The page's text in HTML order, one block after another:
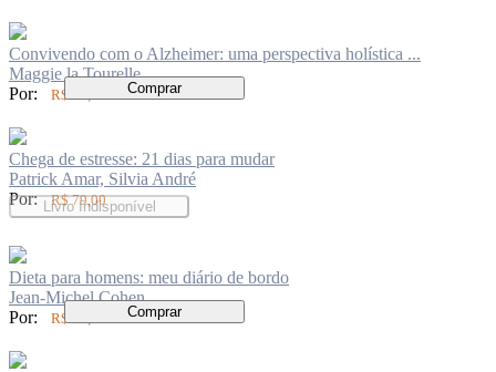
Convivendo com o Alzheimer: uma perspectiva holística ...
Maggie la Tourelle
Por:
R$ 72,00 Comprar
Chega de estresse: 21 dias para mudar
Patrick Amar, Silvia André
Por:
R$ 79,00
Livro Indisponível
Dieta para homens: meu diário de bordo
Jean-Michel Cohen
Por:
R$ 70,00 Comprar